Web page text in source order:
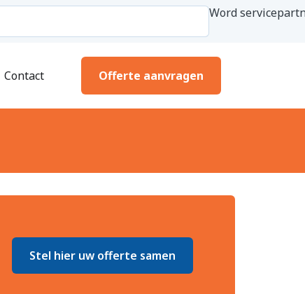
Word
Contact Offerte aanvragen
Stel hier uw offerte samen